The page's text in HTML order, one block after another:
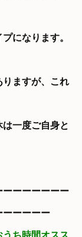
になります。
ますが、これ
一度ご自身と
ーーーーーーー
ーーーーー